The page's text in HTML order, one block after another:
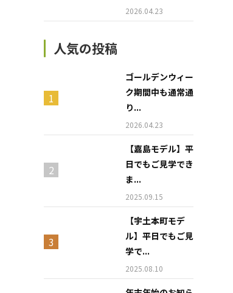
2026.04.23
人気の投稿
ゴールデンウィー
ク期間中も通常通
り...
2026.04.23
【嘉島モデル】平
日でもご見学でき
ま...
2025.09.15
【宇土本町モデ
ル】平日でもご見
学で...
2025.08.10